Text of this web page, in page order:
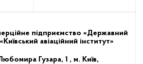
підприємство «Державний
авіаційний інститут»
Гузара, 1 , м. Київ,